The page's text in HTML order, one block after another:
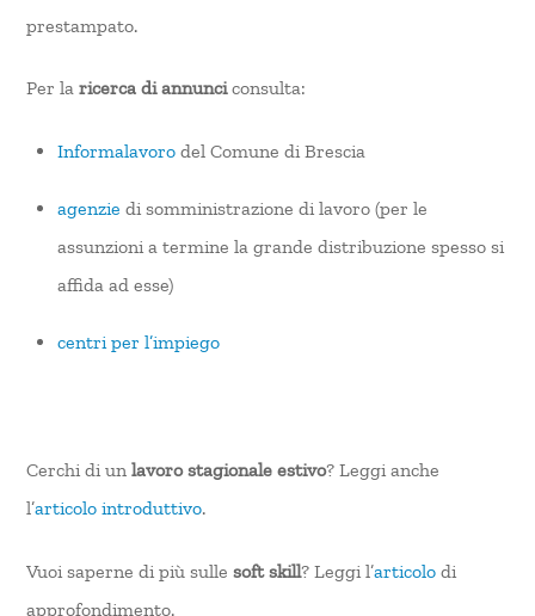
prestampato.
Per laricerca di annunciconsulta:
Informalavoro del Comune di Brescia
agenzie di somministrazione di lavoro (per le
assunzioni a termine la grande distribuzione spesso si
affida ad esse)
centri per l’impiego
Cerchi di unlavoro stagionale estivo? Leggi anche
l’articolo introduttivo.
Vuoi saperne di più sullesoft skill? Leggi l’articolo di
approfondimento.